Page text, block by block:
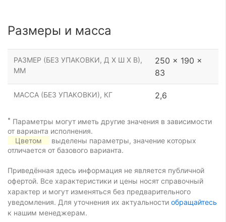
Размеры и масса
РАЗМЕР (БЕЗ УПАКОВКИ, Д Х Ш Х В),
ММ
250 x 190 x
83
МАССА (БЕЗ УПАКОВКИ), КГ 2,6
* Параметры могут иметь другие значения в зависимости
от варианта исполнения.
Цветом
выделены параметры, значение которых
отличается от базового варианта.
Приведённая здесь информация не является публичной
офертой. Все характеристики и цены носят справочный
характер и могут изменяться без предварительного
уведомления. Для уточнения их актуальности обращайтесь
к нашим менеджерам.